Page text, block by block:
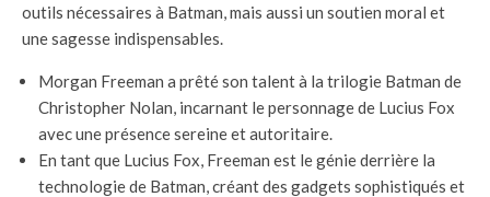
outils nécessaires à Batman, mais aussi un soutien moral et
une sagesse indispensables.
Morgan Freeman a prêté son talent à la trilogie Batman de
Christopher Nolan, incarnant le personnage de Lucius Fox
avec une présence sereine et autoritaire.
En tant que Lucius Fox, Freeman est le génie derrière la
technologie de Batman, créant des gadgets sophistiqués et